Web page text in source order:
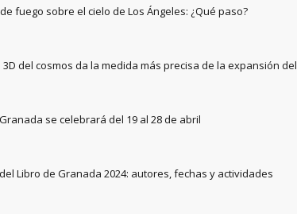
fuego sobre el cielo de Los Ángeles: ¿Qué paso?
del cosmos da la medida más precisa de la expansión
se celebrará del 19 al 28 de abril
Libro de Granada 2024: autores, fechas y actividades